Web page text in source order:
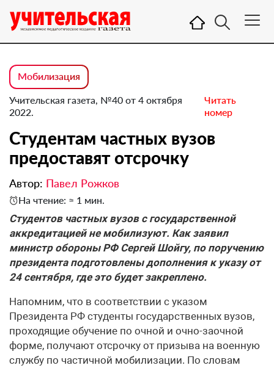
Мобилизация
Учительская газета, №40 от 4 октября
2022.
Читать
номер
Студентам частных вузов
предоставят отсрочку
Автор: Павел Рожков
На чтение: ≈ 1 мин.
Студентов частных вузов с государственной
аккредитацией не мобилизуют. Как заявил
министр обороны РФ Сергей Шойгу, по поручению
президента подготовлены дополнения к указу от
24 сентября, где это будет закреплено.
Напомним, что в соответствии с указом
Президента РФ студенты государственных вузов,
проходящие обучение по очной и очно-заочной
форме, получают отсрочку от призыва на военную
службу по частичной мобилизации. По словам